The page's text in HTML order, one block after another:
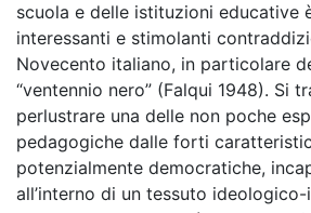
scuola e delle istituzioni educative
interessanti e stimolanti
Novecento italiano, in particolare
“ventennio nero” (Falqui 1948). Si
perlustrare una delle non poche
pedagogiche dalle forti
potenzialmente democratiche,
all’interno di un tessuto